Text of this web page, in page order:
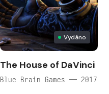
Vydáno
The House of DaVinci
Blue Brain Games — 2017